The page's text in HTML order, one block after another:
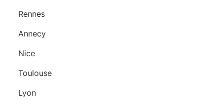
Rennes
Annecy
Nice
Toulouse
Lyon